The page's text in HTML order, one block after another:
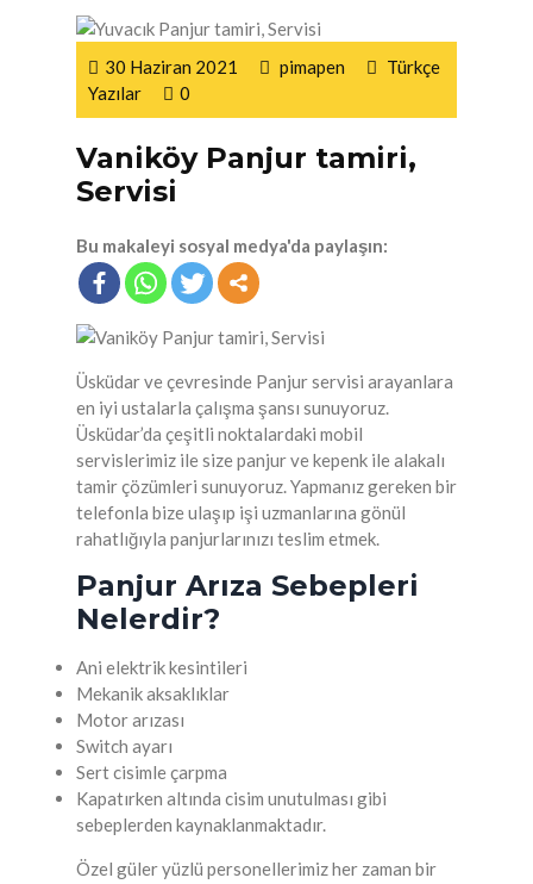
30 Haziran 2021 pimapen
Türkçe
Yazılar
0
Vaniköy Panjur tamiri,
Servisi
Bu makaleyi sosyal medya'da paylaşın:
Üsküdar ve çevresinde Panjur servisi arayanlara
en iyi ustalarla çalışma şansı sunuyoruz.
Üsküdar’da çeşitli noktalardaki mobil
servislerimiz ile size panjur ve kepenk ile alakalı
tamir çözümleri sunuyoruz. Yapmanız gereken bir
telefonla bize ulaşıp işi uzmanlarına gönül
rahatlığıyla panjurlarınızı teslim etmek.
Panjur Arıza Sebepleri
Nelerdir?
Ani elektrik kesintileri
Mekanik aksaklıklar
Motor arızası
Switch ayarı
Sert cisimle çarpma
Kapatırken altında cisim unutulması gibi
sebeplerden kaynaklanmaktadır.
Özel güler yüzlü personellerimiz her zaman bir